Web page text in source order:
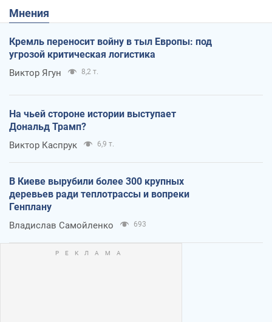
Мнения
Кремль переносит войну в тыл Европы: под
угрозой критическая логистика
Виктор Ягун 8,2 т.
На чьей стороне истории выступает
Дональд Трамп?
Виктор Каспрук 6,9 т.
В Киеве вырубили более 300 крупных
деревьев ради теплотрассы и вопреки
Генплану
Владислав Самойленко 693